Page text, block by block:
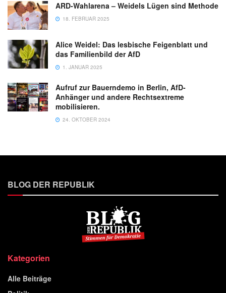
ARD-Wahlarena – Weidels Lügen sind Methode
18. FEBRUAR 2025
Alice Weidel: Das lesbische Feigenblatt und
das Familienbild der AfD
1. JANUAR 2025
Aufruf zur Bauerndemo in Berlin, AfD-
Anhänger und andere Rechtsextreme
mobilisieren.
24. OKTOBER 2024
BLOG DER REPUBLIK
Kategorien
Alle Beiträge